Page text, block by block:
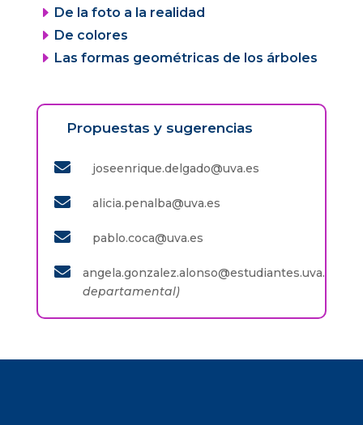
E De la foto a la realidad
E De colores
E Las formas geométricas de los árboles
Propuestas y sugerencias
 joseenrique.delgado@uva.es
 alicia.penalba@uva.es
 pablo.coca@uva.es
 angela.gonzalez.alonso@estudiantes.uva.es
departamental)